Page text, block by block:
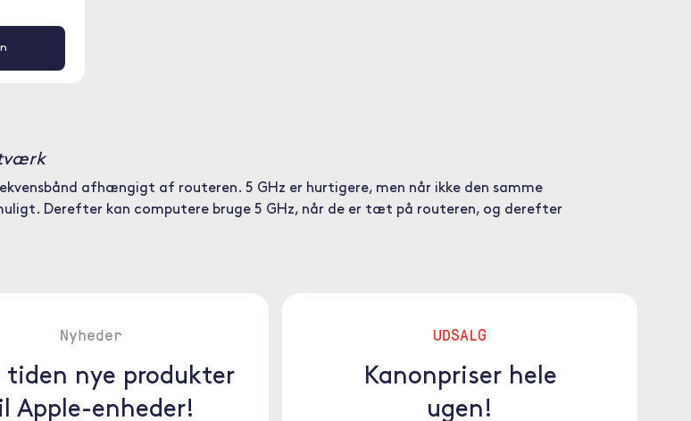
afhængigt af routeren. 5 GHz er hurtigere, men når ikke den samme
Derefter kan computere bruge 5 GHz, når de er tæt på routeren, og derefter
Nyheder
tiden nye produkter
Apple-enheder!
UDSALG
Kanonpriser hele
ugen!